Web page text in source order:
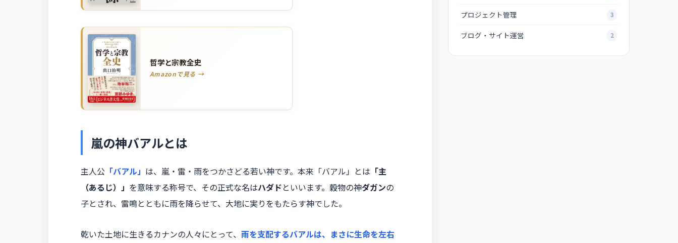
哲学と宗教全史
Amazonで見る →
嵐の神バアルとは
主人公 「バアル」 は、嵐・雷・雨をつかさどる若い神です。本来「バアル」とは 「主
（あるじ）」 を意味する称号で、その正式な名はハダドといいます。穀物の神ダガンの
子とされ、雷鳴とともに雨を降らせて、大地に実りをもたらす神でした。
乾いた土地に生きるカナンの人々にとって、 雨を支配するバアルは、まさに生命を左右
プロジェクト管理 3
ブログ・サイト運営 2